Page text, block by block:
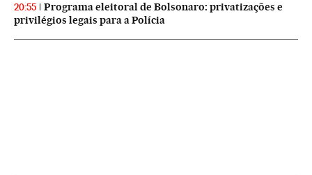
20:55
Programa eleitoral de Bolsonaro: privatizações e
privilégios legais para a Polícia